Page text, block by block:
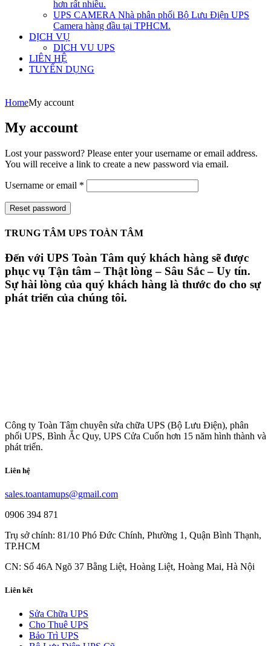
hơn rất nhiều.
UPS CAMERA Nhà phân phối Bộ Lưu Điện UPS
Camera hàng đầu tại TPHCM.
DỊCH VỤ
DICH VU UPS
LIÊN HỆ
TUYỂN DỤNG
HomeMy account
My account
Lost your password? Please enter your username or email address.
You will receive a link to create a new password via email.
Username or email *
Reset password
TRUNG TÂM UPS TOÀN TÂM
Đến với UPS Toàn Tâm quý khách hàng sẽ được
phục vụ Tận tâm – Thật lòng – Sâu Sắc – Uy tín.
Sự hài lòng của quý khách hàng là thước đo cho sự
phát triển của chúng tôi.
Công ty Toàn Tâm chuyên sửa chữa UPS (Bộ Lưu Điện), phân
phối UPS, Bình Ắc Quy, UPS Cửa Cuốn hơn 15 năm hình thành và
phát triển.
Liên hệ
sales.toantamups@gmail.com
0906 394 871
Trụ sở chính: 81/10 Phó Đức Chính, Phường 1, Quận Bình Thạnh,
TP.HCM
CN: Số 46A Ngõ 37 Bằng Liệt, Hoàng Liệt, Hoàng Mai, Hà Nội
Liên kết
Sửa Chữa UPS
Cho Thuê UPS
Bảo Trì UPS